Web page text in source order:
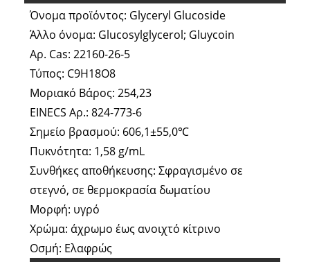
Όνομα προϊόντος: Glyceryl Glucoside
Άλλο όνομα: Glucosylglycerol; Gluycoin
Αρ. Cas: 22160-26-5
Τύπος: C9H18O8
Μοριακό Βάρος: 254,23
EINECS Αρ.: 824-773-6
Σημείο βρασμού: 606,1±55,0℃
Πυκνότητα: 1,58 g/mL
Συνθήκες αποθήκευσης: Σφραγισμένο σε
στεγνό, σε θερμοκρασία δωματίου
Μορφή: υγρό
Χρώμα: άχρωμο έως ανοιχτό κίτρινο
Οσμή: Ελαφρώς